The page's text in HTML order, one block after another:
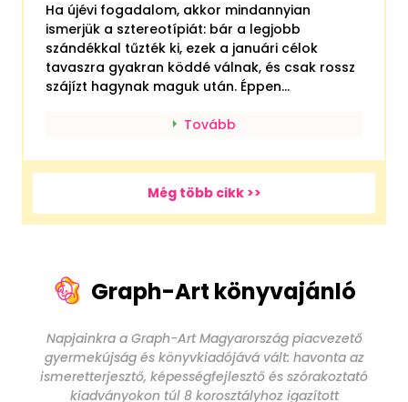
Ha újévi fogadalom, akkor mindannyian
ismerjük a sztereotípiát: bár a legjobb
szándékkal tűzték ki, ezek a januári célok
tavaszra gyakran köddé válnak, és csak rossz
szájízt hagynak maguk után. Éppen...
Tovább
Még több cikk >>
Graph-Art könyvajánló
Napjainkra a Graph-Art Magyarország piacvezető
gyermekújság és könyvkiadójává vált: havonta az
ismeretterjesztő, képességfejlesztő és szórakoztató
kiadványokon túl 8 korosztályhoz igazított